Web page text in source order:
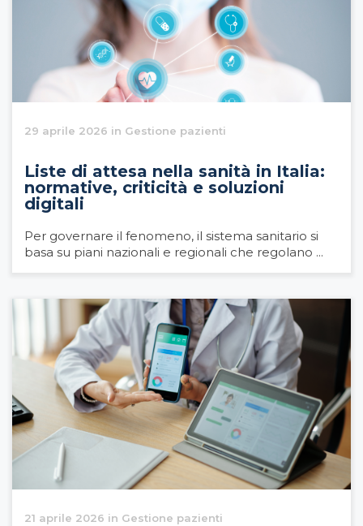
29 aprile 2026 in Gestione pazienti
Liste di attesa nella sanità in Italia:
normative, criticità e soluzioni
digitali
Per governare il fenomeno, il sistema sanitario si
basa su piani nazionali e regionali che regolano ...
21 aprile 2026 in Gestione pazienti